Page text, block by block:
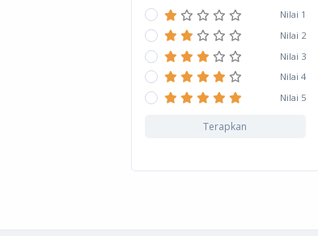
Nilai 1
Nilai 2
Nilai 3
Nilai 4
Nilai 5
Terapkan